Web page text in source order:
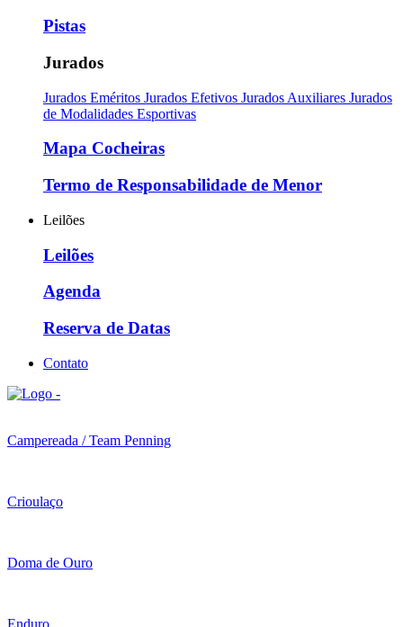
Pistas
Jurados
Jurados Eméritos Jurados Efetivos Jurados Auxiliares Jurados
de Modalidades Esportivas
Mapa Cocheiras
Termo de Responsabilidade de Menor
Leilões
Leilões
Agenda
Reserva de Datas
Contato
Campereada / Team Penning
Crioulaço
Doma de Ouro
Enduro